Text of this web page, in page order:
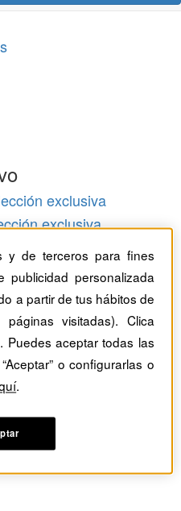
exclusiva
exclusiva
exclusiva
y de terceros para fines
publicidad personalizada
a partir de tus hábitos de
visitadas). Clica
aceptar todas las
o configurarlas o
.